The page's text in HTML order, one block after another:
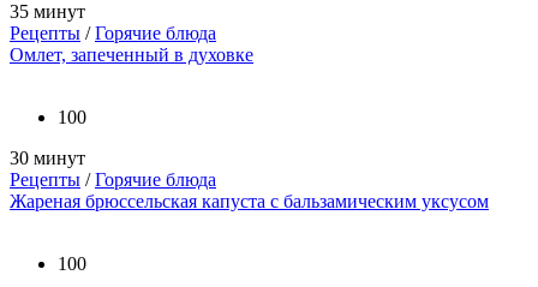
35 минут
Рецепты /Горячие блюда
Омлет, запеченный в духовке
100
30 минут
Рецепты /Горячие блюда
Жареная брюссельская капуста с бальзамическим уксусом
100